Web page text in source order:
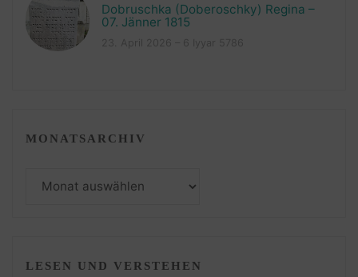
Dobruschka (Doberoschky) Regina –
07. Jänner 1815
MONATSARCHIV
LESEN UND VERSTEHEN